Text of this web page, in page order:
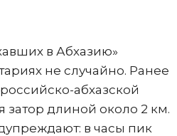
в Абхазию»
не случайно. Ранее
российско-абхазской
затор длиной около 2 км.
в часы пик